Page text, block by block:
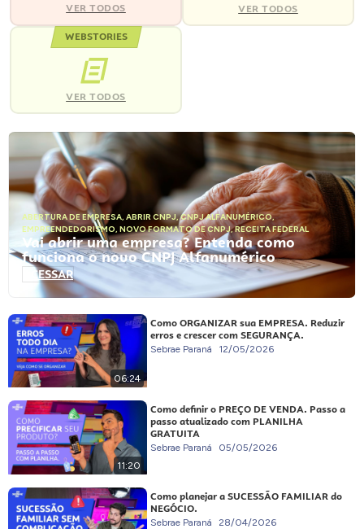
VER TODOS VER TODOS
WEBSTORIES
VER TODOS
ABERTURA DE EMPRESA, ABRIR CNPJ,CNPJ ALFANUMÉRICO,
EMPREENDEDORISMO, NOVO FORMATO DE CNPJ,RECEITA FEDERAL
Vai abrir uma empresa? Entenda como
funciona o novo CNPJ Alfanumérico
ACESSAR
06:24
Como ORGANIZAR sua EMPRESA. Reduzir
erros e crescer com SEGURANÇA.
Sebrae Paraná 12/05/2026
11:20
Como definir o PREÇO DE VENDA. Passo a
passo atualizado com PLANILHA
GRATUITA
Sebrae Paraná 05/05/2026
Como planejar a SUCESSÃO FAMILIAR do
NEGÓCIO.
Sebrae Paraná 28/04/2026